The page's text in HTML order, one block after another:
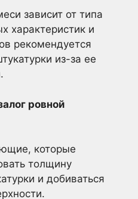
зависит от типа
характеристик и
рекомендуется
из-за ее
ровной
которые
толщину
и добиваться